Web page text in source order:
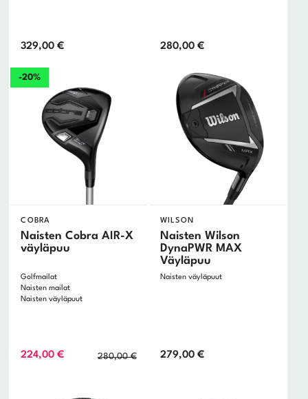
329,00€ 280,00 €
-20%
COBRA
Naisten Cobra AIR-X
väyläpuu
Golfmailat
Naisten mailat
Naisten väyläpuut
280,00€Alkuperäinen
224,00€
Nykyinen
WILSON
Naisten Wilson
DynaPWR MAX
Väyläpuu
Naisten väyläpuut
279,00 €